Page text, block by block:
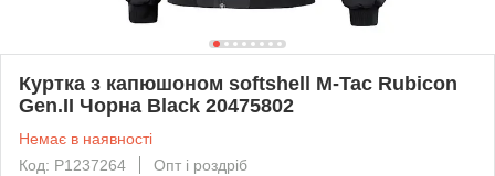
Куртка з капюшоном softshell M-Tac Rubicon
Gen.II Чорна Black 20475802
Немає в наявності
Код: P1237264
Опт і роздріб